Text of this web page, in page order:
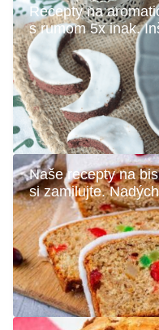
Recepty na
s rumom 5x inak.
Naše recepty na
si zamilujte.